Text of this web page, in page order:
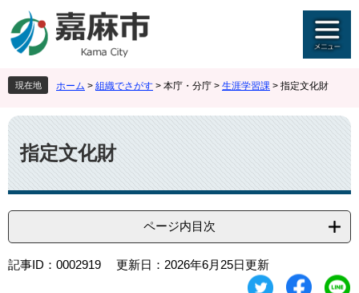
ジ
先
頭
す
。
ュ
を
飛
し
て
本
文
へ
現在地 ホーム > 組織でさがす > 本庁・分庁 > 生涯学習課 > 指定文化財
本
文
指定文化財
ページ内目次
記事ID：0002919 更新日：2026年6月25日更新